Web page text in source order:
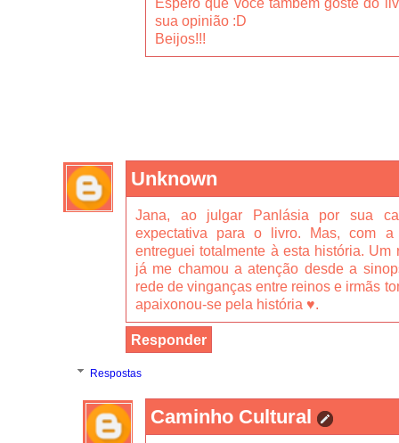
sua opinião :D
Beijos!!!
Unknown
Jana, ao julgar Panlásia por sua
expectativa para o livro. Mas, com
entreguei totalmente à esta história.
já me chamou a atenção desde a
rede de vinganças entre reinos e irmãs
apaixonou-se pela história ♥.
Responder
Respostas
Caminho Cultural